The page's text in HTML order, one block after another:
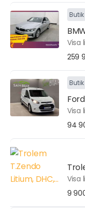
Butik
Visa
259
Butik
Visa
94
Visa
9